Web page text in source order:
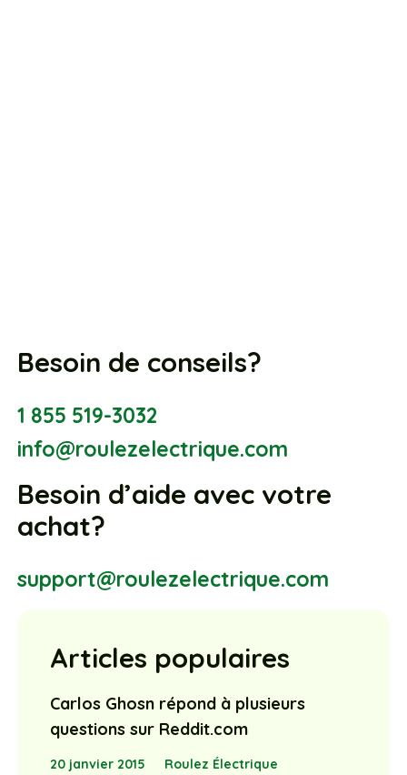
Besoin de conseils?
1 855 519-3032
info@roulezelectrique.com
Besoin d’aide avec votre
achat?
support@roulezelectrique.com
Articles populaires
Carlos Ghosn répond à plusieurs
questions sur Reddit.com
20 janvier 2015 Roulez Électrique